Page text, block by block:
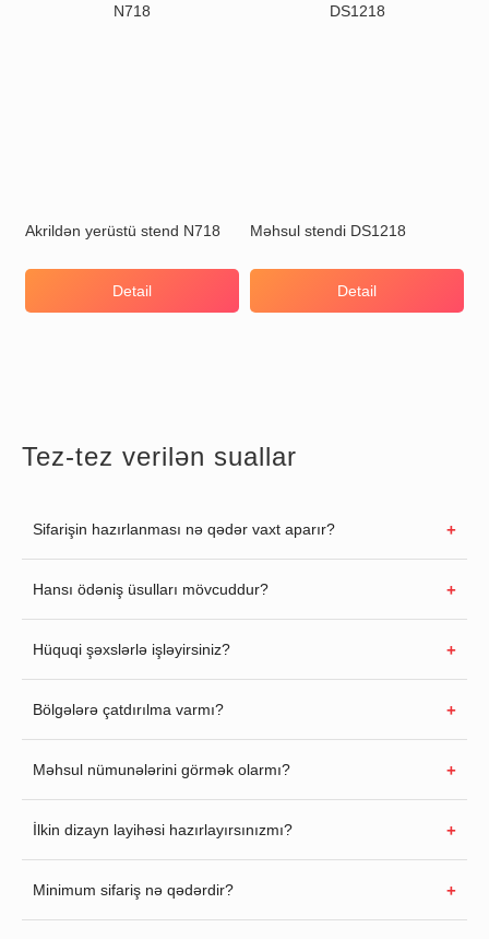
Akrildən yerüstü stend N718
Detail
Məhsul stendi DS1218
Detail
Tez-tez verilən suallar
Sifarişin hazırlanması nə qədər vaxt aparır?
Hansı ödəniş üsulları mövcuddur?
Hüquqi şəxslərlə işləyirsiniz?
Bölgələrə çatdırılma varmı?
Məhsul nümunələrini görmək olarmı?
İlkin dizayn layihəsi hazırlayırsınızmı?
Minimum sifariş nə qədərdir?